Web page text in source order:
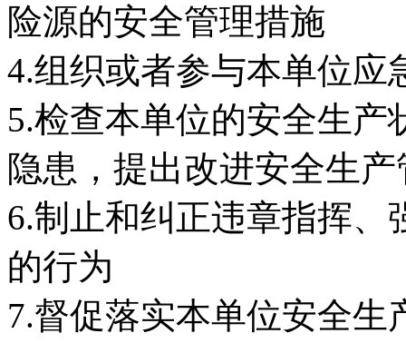
险源的安全管理措施
4.组织或者参与本单位应
5.检查本单位的安全生
隐患，提出改进安全生
6.制止和纠正违章指挥
的行为
7.督促落实本单位安全生